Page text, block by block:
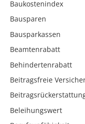
Baukostenindex
Bausparen
Bausparkassen
Beamtenrabatt
Behindertenrabatt
Beitragsfreie
Beleihungswert